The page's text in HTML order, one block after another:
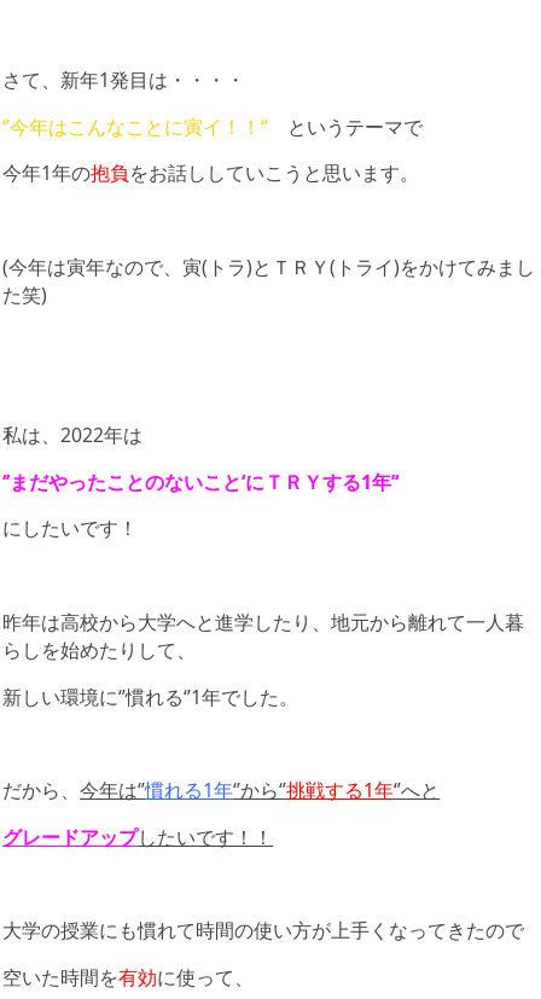
さて、新年1発目は・・・・
‘’今年はこんなことに寅イ！！‘’ というテーマで
今年1年の抱負をお話ししていこうと思います。
(今年は寅年なので、寅(トラ)とＴＲＹ(トライ)をかけてみまし
た笑)
私は、2022年は
‘’まだやったことのないこと‘にＴＲＹする1年’‘
にしたいです！
昨年は高校から大学へと進学したり、地元から離れて一人暮
らしを始めたりして、
新しい環境に‘’慣れる‘’1年でした。
だから、今年は‘’慣れる1年‘’から‘’挑戦する1年‘’へと
グレードアップしたいです！！
大学の授業にも慣れて時間の使い方が上手くなってきたので
空いた時間を有効に使って、